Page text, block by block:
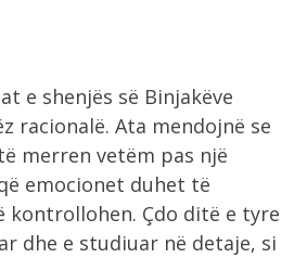
e shenjës së Binjakëve
racionalë. Ata mendojnë se
merren vetëm pas një
emocionet duhet të
kontrollohen. Çdo ditë e tyre
dhe e studiuar në detaje, si